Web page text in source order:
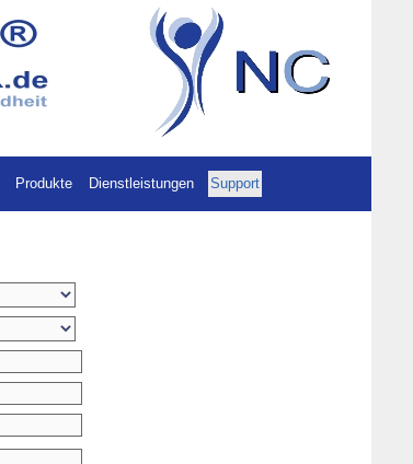
Produkte Dienstleistungen Support